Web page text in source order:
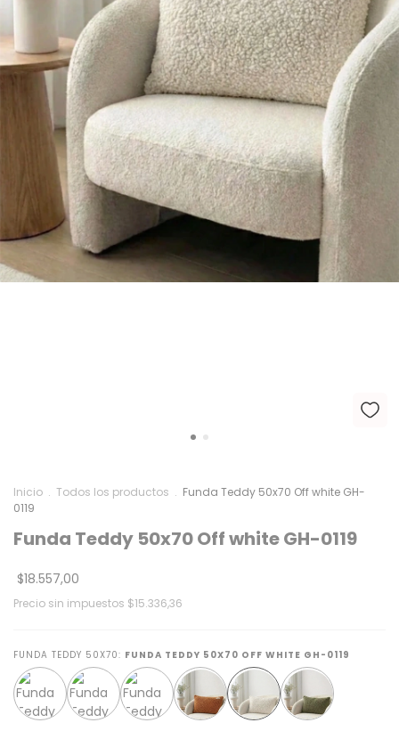
Inicio . Todos los productos . Funda Teddy 50x70 Off white GH-
0119
Funda Teddy 50x70 Off white GH-0119
$18.557,00
Precio sin impuestos $15.336,36
FUNDA TEDDY 50X70: FUNDA TEDDY 50X70 OFF WHITE GH-0119